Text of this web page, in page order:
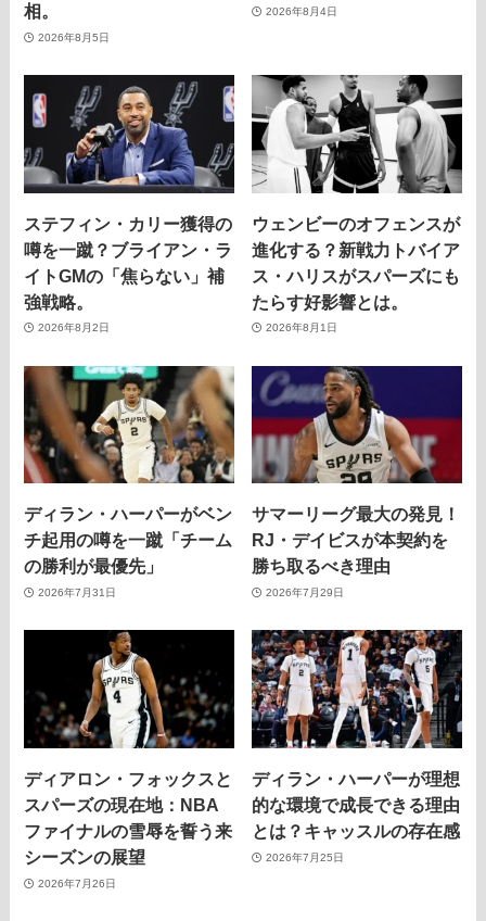
相。
2026年8月5日
2026年8月4日
ステフィン・カリー獲得の
噂を一蹴？ブライアン・ラ
イトGMの「焦らない」補
強戦略。
2026年8月2日
ウェンビーのオフェンスが
進化する？新戦力トバイア
ス・ハリスがスパーズにも
たらす好影響とは。
2026年8月1日
ディラン・ハーパーがベン
チ起用の噂を一蹴「チーム
の勝利が最優先」
2026年7月31日
サマーリーグ最大の発見！
RJ・デイビスが本契約を
勝ち取るべき理由
2026年7月29日
ディアロン・フォックスと
スパーズの現在地：NBA
ファイナルの雪辱を誓う来
シーズンの展望
2026年7月26日
ディラン・ハーパーが理想
的な環境で成長できる理由
とは？キャッスルの存在感
2026年7月25日